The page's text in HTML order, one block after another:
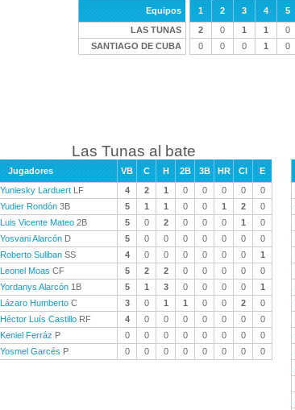
Equipos 1 2 3 4 5
LAS TUNAS
2 0 1 1 0
SANTIAGO DE CUBA
0 0 0 1 0
Las Tunas al bate
Jugadores VB C H 2B 3B HR CI
E
Yuniesky Larduert LF 4 2 1 0 0 0 0
0
Yudier Rondón 3B 5 1 1 0 0 1 2
0
Luis Vicente Mateo 2B 5 0 2 0 0 0 1
0
Yosvani Alarcón D 5 0 0 0 0 0 0
0
Roberto Suliban SS 4 0 0 0 0 0 0
1
Leonel Moas CF 5 2 2 0 0 0 0
0
Yordanys Alarcón 1B 5 1 3 0 0 0 0
1
Lázaro Humberto C 3 0 1 1 0 0 2
0
Héctor Luís Castillo RF 4 0 0 0 0 0 0
0
Keniel Ferráz P 0 0 0 0 0 0 0
0
Yosmel Garcés P 0 0 0 0 0 0 0 0